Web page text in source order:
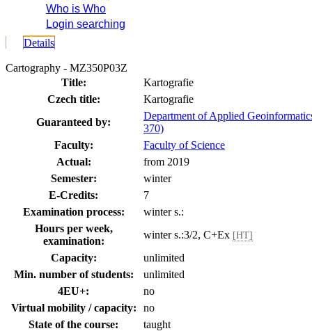
Who is Who
Login searching
Details
Cartography - MZ350P03Z
Title:
Kartografie
Czech title:
Kartografie
Guaranteed by:
Department of Applied
370)
Faculty:
Faculty of Science
Actual:
from 2019
Semester:
winter
E-Credits:
7
Examination process:
winter s.:
Hours per week,
examination:
winter s.:3/2, C+Ex [HT]
Capacity:
unlimited
Min. number of students:
unlimited
4EU+:
no
Virtual mobility / capacity:
no
State of the course:
taught